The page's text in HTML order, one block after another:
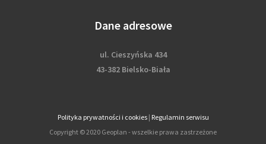
Dane adresowe
ul. Cieszyńska 434
43-382 Bielsko-Biała
Polityka prywatności i cookies| Regulamin serwisu
Copyright © 2020 Geoplan - wszelkie prawa zastrzeżone